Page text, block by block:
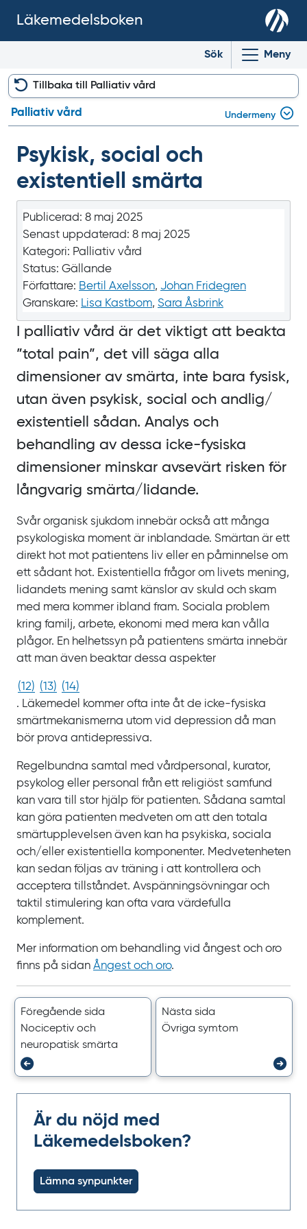
Läkemedelsboken
Sök Meny
Psykisk, social och
existentiell smärta
Publicerad: 8 maj 2025
Senast uppdaterad: 8 maj 2025
Kategori: Palliativ vård
Status: Gällande
Författare: Bertil Axelsson, Johan Fridegren
Granskare: Lisa Kastbom, Sara Åsbrink
I palliativ vård är det viktigt att beakta
”total pain”, det vill säga alla
dimensioner av smärta, inte bara fysisk,
utan även psykisk, social och andlig/‌
existentiell sådan. Analys och
behandling av dessa icke-fysiska
dimensioner minskar avsevärt risken för
långvarig smärta/‌lidande.
Svår organisk sjukdom innebär också att många
psykologiska moment är inblandade. Smärtan är ett
direkt hot mot patientens liv eller en påminnelse om
ett sådant hot. Existentiella frågor om livets mening,
lidandets mening samt känslor av skuld och skam
med mera kommer ibland fram. Sociala problem
kring familj, arbete, ekonomi med mera kan vålla
plågor. En helhetssyn på patientens smärta innebär
att man även beaktar dessa aspekter
(12) (13) (14)
. Läkemedel kommer ofta inte åt de icke-fysiska
smärtmekanismerna utom vid depression då man
bör prova antidepressiva.
Regelbundna samtal med vårdpersonal, kurator,
psykolog eller personal från ett religiöst samfund
kan vara till stor hjälp för patienten. Sådana samtal
kan göra patienten medveten om att den totala
smärtupplevelsen även kan ha psykiska, sociala
och/eller existentiella komponenter. Medvetenheten
kan sedan följas av träning i att kontrollera och
acceptera tillståndet. Avspänningsövningar och
taktil stimulering kan ofta vara värdefulla
komplement.
Mer information om behandling vid ångest och oro
finns på sidan Ångest och oro.
Föregående sida
Nociceptiv och
neuropatisk smärta
Nästa sida
Övriga symtom
Är du nöjd med
Läkemedelsboken?
Lämna synpunkter
Tillbaka till Palliativ vård
Palliativ vård Undermeny